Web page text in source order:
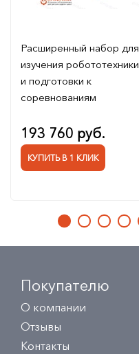
Расширенный набор для
изучения робототехники
и подготовки к
соревнованиям
193 760 руб.
КУПИТЬ В 1 КЛИК
Покупателю
О компании
Отзывы
Контакты